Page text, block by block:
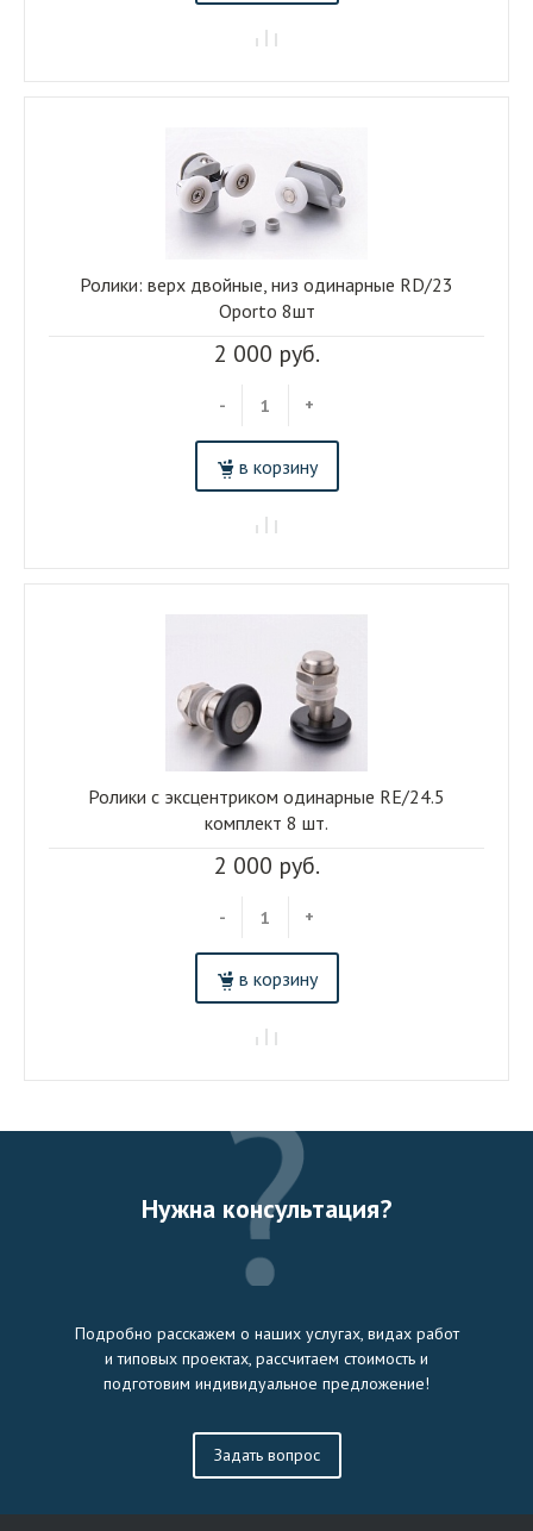
2 000 руб.
- +
в корзину
Ролики: верх двойные, низ одинарные RD/23
Oporto 8шт
2 000 руб.
- +
в корзину
Ролики с эксцентриком одинарные RE/24.5
комплект 8 шт.
Нужна консультация?
Подробно расскажем о наших услугах, видах работ
и типовых проектах, рассчитаем стоимость и
подготовим индивидуальное предложение!
Задать вопрос